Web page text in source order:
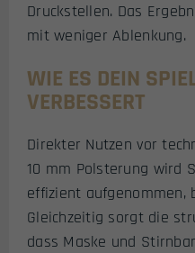
Druckstellen. Das
mit weniger Ablenkung.
WIE ES DEIN
VERBESSERT
Direkter Nutzen vor
10 mm Polsterung wird
effizient aufgenommen,
Gleichzeitig sorgt die
dass Maske und